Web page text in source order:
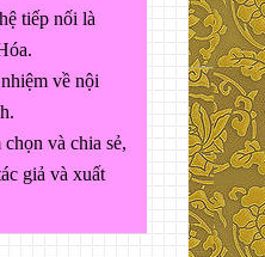
tiếp nối là
về nội
và chia sẻ,
giả và xuất